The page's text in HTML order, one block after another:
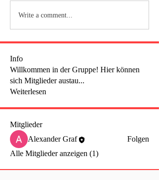
Write a comment...
Info
Willkommen in der Gruppe! Hier können
sich Mitglieder austau...
Weiterlesen
Mitglieder
Alexander Graf
Folgen
Alle Mitglieder anzeigen (1)